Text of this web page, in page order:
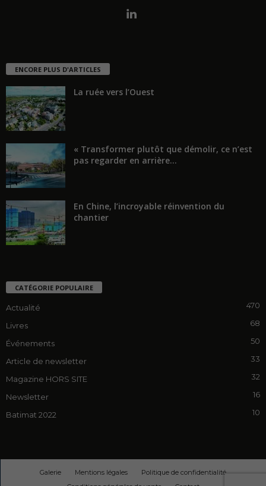
ENCORE PLUS D'ARTICLES
La ruée vers l’Ouest
« Transformer plutôt que démolir, ce n’est
pas regarder en arrière...
En Chine, l’incroyable réinvention du
chantier
CATÉGORIE POPULAIRE
Actualité 470
Livres 68
Événements 50
Article de newsletter 33
Magazine HORS SITE 32
Newsletter 16
Batimat 2022 10
Galerie Mentions légales
Politique de confidentialité